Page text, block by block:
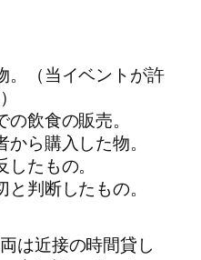
。（当イベントが許
飲食の販売。
ら購入した物。
たもの。
判断したもの。
は近接の時間貸し